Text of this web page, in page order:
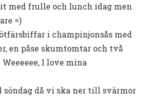
med frulle och lunch idag men
=)
i champinjonsås med
en påse skumtomtar och två
I love mina
söndag då vi ska ner till svärmor